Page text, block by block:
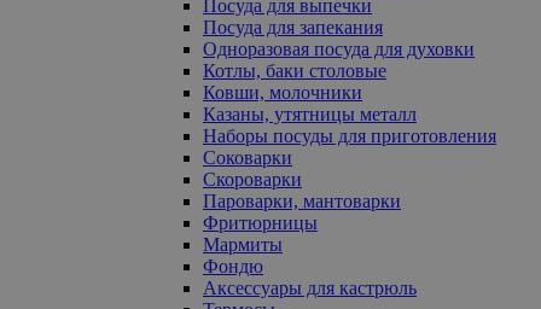
Посуда для выпечки
Посуда для запекания
Одноразовая посуда для духовки
Котлы, баки столовые
Ковши, молочники
Казаны, утятницы металл
Наборы посуды для приготовления
Соковарки
Скороварки
Пароварки, мантоварки
Фритюрницы
Мармиты
Фондю
Аксессуары для кастрюль